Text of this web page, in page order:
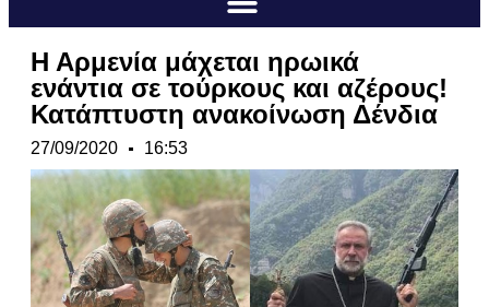
Η Αρμενία μάχεται ηρωικά
ενάντια σε τούρκους και αζέρους!
Κατάπτυστη ανακοίνωση Δένδια
27/09/2020 16:53